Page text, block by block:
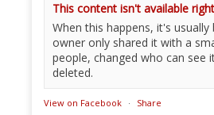
This content isn't available
When this happens, it's usually
owner only shared it with a
people, changed who can see
deleted.
View on Facebook · Share